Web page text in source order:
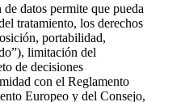
datos permite que pueda
tratamiento, los derechos
portabilidad,
limitación del
de decisiones
con el Reglamento
Europeo y del Consejo,